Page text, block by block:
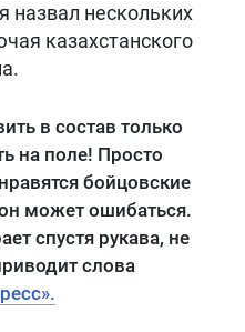
назвал нескольких
казахстанского
в состав только
на поле! Просто
бойцовские
может ошибаться.
спустя рукава, не
слова